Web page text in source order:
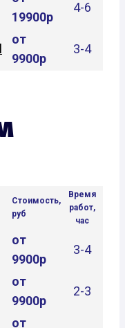
19900р
4-6
от
9900р
3-4
Стоимость,
руб
Время
работ,
час
от
9900р
3-4
от
9900р
2-3
от